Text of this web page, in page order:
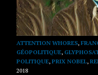
ATTENTION WHORES,
GÉOPOLITIQUE,
POLITIQUE, PRIX NOBEL,
2018